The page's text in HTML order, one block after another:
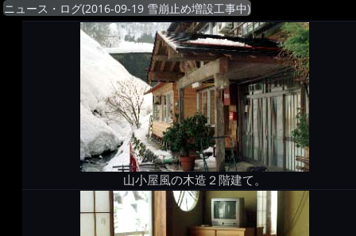
ニュース・ログ(2016-09-19 雪崩止め増設工事中)
山小屋風の木造２階建て。